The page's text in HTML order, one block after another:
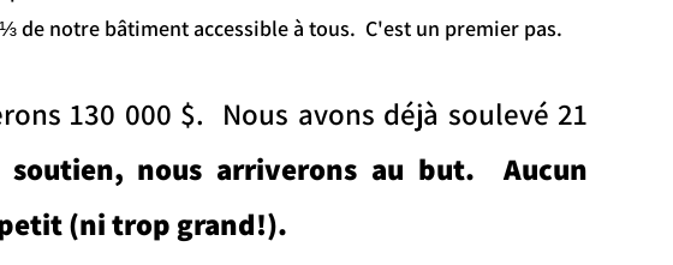
de notre bâtiment accessible à tous. C'est un premier pas.
130 000 $. Nous avons déjà soulevé 21
soutien, nous arriverons au but. Aucun
(ni trop grand!).